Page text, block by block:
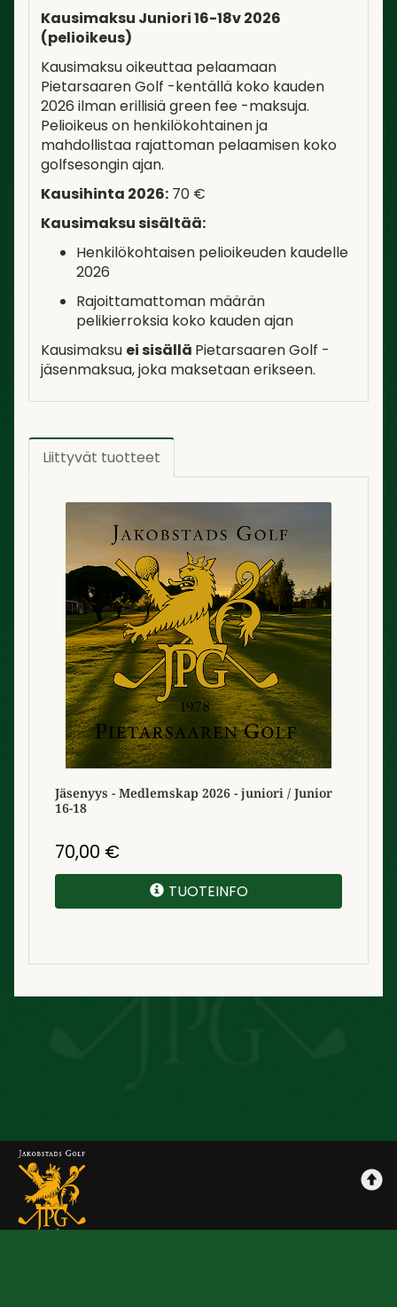
Kausimaksu Juniori 16-18v 2026
(pelioikeus)
Kausimaksu oikeuttaa pelaamaan
Pietarsaaren Golf -kentällä koko kauden
2026 ilman erillisiä green fee -maksuja.
Pelioikeus on henkilökohtainen ja
mahdollistaa rajattoman pelaamisen koko
golfsesongin ajan.
Kausihinta 2026: 70 €
Kausimaksu sisältää:
Henkilökohtaisen pelioikeuden kaudelle
2026
Rajoittamattoman määrän
pelikierroksia koko kauden ajan
Kausimaksu ei sisällä Pietarsaaren Golf -
jäsenmaksua, joka maksetaan erikseen.
Liittyvät tuotteet
Jäsenyys - Medlemskap 2026 - juniori / Junior
16-18
70,00 €
TUOTEINFO